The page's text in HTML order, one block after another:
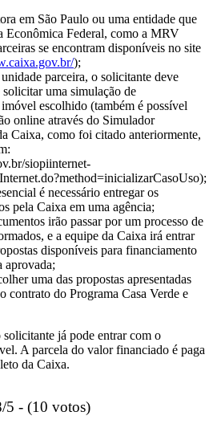
em São Paulo ou uma entidade que
Econômica Federal, como a MRV
se encontram disponíveis no site
);
parceira, o solicitante deve
uma simulação de
escolhido (também é possível
online através do Simulador
Caixa, como foi citado anteriormente,
siopiinternet-
é necessário entregar os
pela Caixa em uma agência;
irão passar por um processo de
e a equipe da Caixa irá entrar
disponíveis para financiamento
aprovada;
uma das propostas apresentadas
contrato do Programa Casa Verde e
já pode entrar com o
A parcela do valor financiado é paga
da Caixa.
5 - (10 votos)